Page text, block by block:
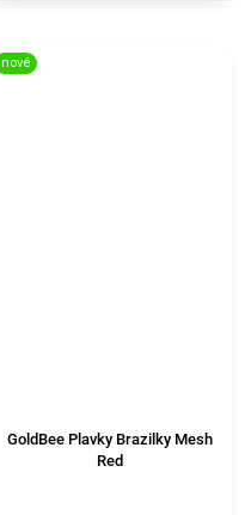
nové
GoldBee Plavky Brazilky Mesh
Red